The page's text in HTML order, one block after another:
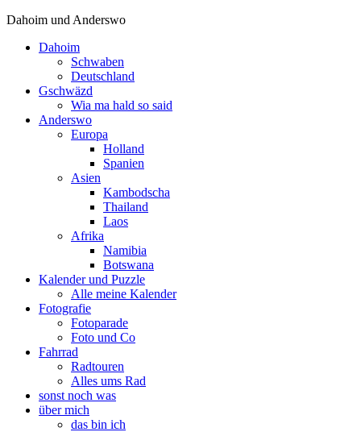
Dahoim und Anderswo
Dahoim
Schwaben
Deutschland
Gschwäzd
Wia ma hald so said
Anderswo
Europa
Holland
Spanien
Asien
Kambodscha
Thailand
Laos
Afrika
Namibia
Botswana
Kalender und Puzzle
Alle meine Kalender
Fotografie
Fotoparade
Foto und Co
Fahrrad
Radtouren
Alles ums Rad
sonst noch was
über mich
das bin ich